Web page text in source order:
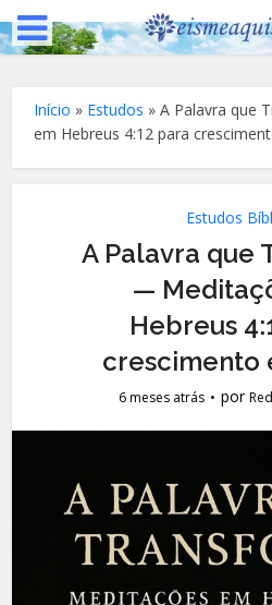
Início » Estudos »A Palavra que
em Hebreus 4:12 para
Estudos
A Palavra que
—
Hebreus
crescimento
6 meses atrás por